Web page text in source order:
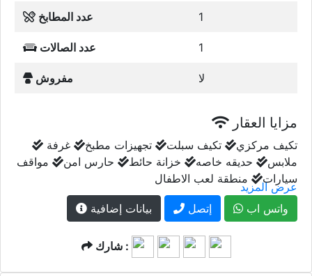
عدد المطابخ 1
عدد الصالات 1
مفروش لا
مزايا العقار
تكيف مركزي تكيف سبلت تجهيزات مطبخ
غرفة
ملابس
حديقه خاصه خزانة حائط حارس امن
مواقف
سيارات
منطقة لعب الاطفال
عرض المزيد
بيانات إضافية
إتصل واتس اب
شارك :